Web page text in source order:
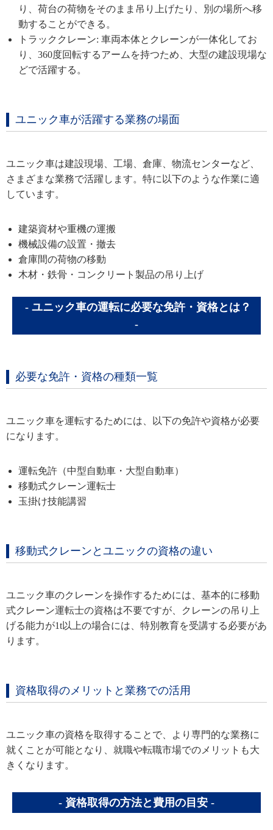
り、荷台の荷物をそのまま吊り上げたり、別の場所へ移
動することができる。
トラッククレーン: 車両本体とクレーンが一体化してお
り、360度回転するアームを持つため、大型の建設現場な
どで活躍する。
ユニック車が活躍する業務の場面
ユニック車は建設現場、工場、倉庫、物流センターなど、
さまざまな業務で活躍します。特に以下のような作業に適
しています。
建築資材や重機の運搬
機械設備の設置・撤去
倉庫間の荷物の移動
木材・鉄骨・コンクリート製品の吊り上げ
ユニック車の運転に必要な免許・資格とは？
必要な免許・資格の種類一覧
ユニック車を運転するためには、以下の免許や資格が必要
になります。
運転免許（中型自動車・大型自動車）
移動式クレーン運転士
玉掛け技能講習
移動式クレーンとユニックの資格の違い
ユニック車のクレーンを操作するためには、基本的に移動
式クレーン運転士の資格は不要ですが、クレーンの吊り上
げる能力が1t以上の場合には、特別教育を受講する必要があ
ります。
資格取得のメリットと業務での活用
ユニック車の資格を取得することで、より専門的な業務に
就くことが可能となり、就職や転職市場でのメリットも大
きくなります。
資格取得の方法と費用の目安